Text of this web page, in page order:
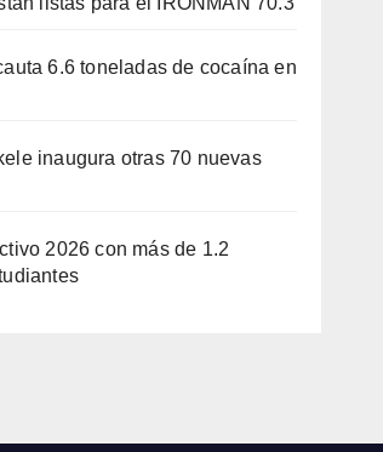
6.6 toneladas de cocaína en
inaugura otras 70 nuevas
2026 con más de 1.2